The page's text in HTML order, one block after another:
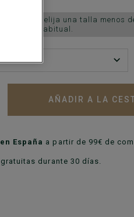
grande; elija una talla menos
habitual.
AÑADIR A LA
España a partir de 99€ de
durante 30 días.